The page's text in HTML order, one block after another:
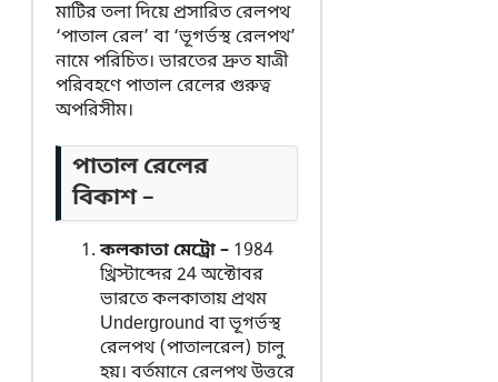
মাটির তলা দিয়ে প্রসারিত রেলপথ
‘পাতাল রেল’ বা ‘ভূগর্ভস্থ রেলপথ’
নামে পরিচিত। ভারতের দ্রুত যাত্রী
পরিবহণে পাতাল রেলের গুরুত্ব
অপরিসীম।
পাতাল রেলের
বিকাশ –
কলকাতা মেট্রো – 1984
খ্রিস্টাব্দের 24 অক্টোবর
ভারতে কলকাতায় প্রথম
Underground বা ভূগর্ভস্থ
রেলপথ (পাতালরেল) চালু
হয়। বর্তমানে রেলপথ উত্তরে